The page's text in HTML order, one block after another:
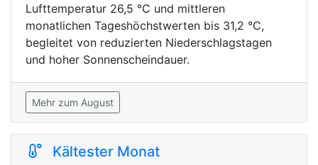
Lufttemperatur 26,5 °C und mittleren
monatlichen Tageshöchstwerten bis 31,2 °C,
begleitet von reduzierten Niederschlagstagen
und hoher Sonnenscheindauer.
Mehr zum August
Kältester Monat